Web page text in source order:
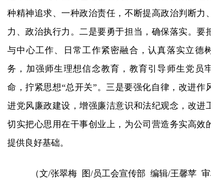
种精神追求、一种政治责任，不断提高政治判断力、
力、政治执行力。二是要勇于担当，确保落实。要把
与中心工作、日常工作紧密融合，认真落实立德树
务，加强师生理想信念教育，教育引导师生党员牢
命，拧紧思想“总开关”。三是要强化自律，改进作风
进党风廉政建设，增强廉洁意识和法纪观念，改进工
切实把心思用在干事创业上，为公司营造务实高效的
提供良好基础。
（文/张翠梅 图/员工会宣传部 编辑/王馨苹 审